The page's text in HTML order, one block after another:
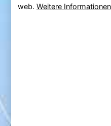
web. Weitere Informationen